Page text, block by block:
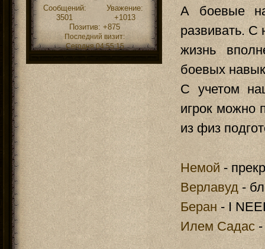
Сообщений:
3501
Уважение:
+1013
Позитив: +875
Последний визит:
Сегодня 04:55:15
А боевые
развивать. С
жизнь
боевых
С учетом
игрок можно
из физ
Немой -
Верлавуд-
Беран- I
Илем Садас-